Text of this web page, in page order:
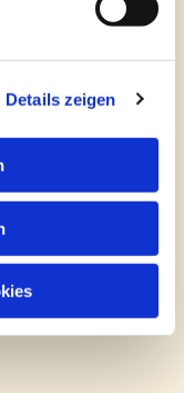
Details zeigen